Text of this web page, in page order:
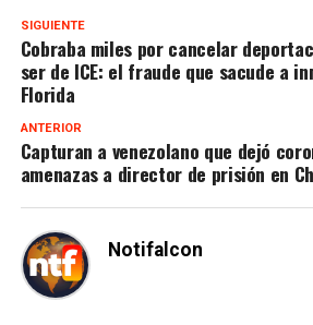
SIGUIENTE
Cobraba miles por cancelar
ser de ICE: el fraude que sacude a
Florida
ANTERIOR
Capturan a venezolano que dejó
amenazas a director de prisión en
Notifalcon